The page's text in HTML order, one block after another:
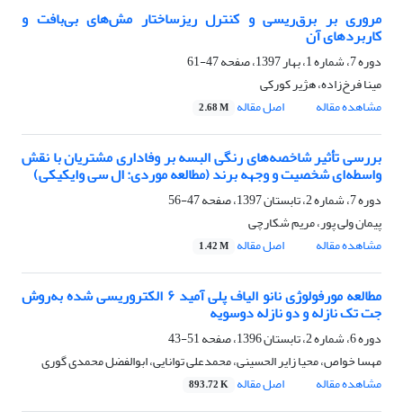
مروری بر برق‌ریسی و کنترل ریزساختار مش‌های بی‌بافت و
کاربردهای آن
دوره 7، شماره 1، بهار 1397، صفحه
47-61
مینا فرخ‌زاده، هژیر کورکی
مشاهده مقاله
اصل مقاله 2.68 M
بررسی تأثیر شاخصه‌های رنگی البسه بر وفاداری مشتریان با نقش
واسطه‌ای شخصیت و وجهه‌ برند (مطالعه موردی: ال سی وایکیکی)
دوره 7، شماره 2، تابستان 1397، صفحه
47-56
پیمان ولی پور، مریم شکارچی
مشاهده مقاله
اصل مقاله 1.42 M
مطالعه مورفولوژی نانو الیاف پلی آمید ۶ الکتروریسی شده به‌روش
جت تک نازله و دو نازله دوسویه
دوره 6، شماره 2، تابستان 1396، صفحه
51-43
مهسا خواص، محیا زایر الحسینی، محمدعلی توانایی، ابوالفضل محمدی گوری
مشاهده مقاله
اصل مقاله 893.72 K